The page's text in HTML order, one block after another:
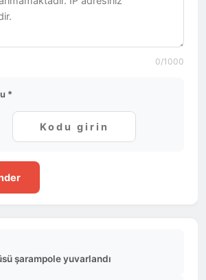
0/1000
*
şarampole yuvarlandı